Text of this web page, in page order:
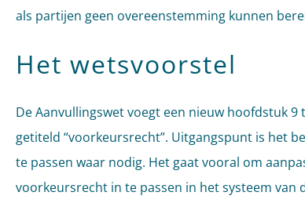
als partijen geen overeenstemming kunnen
Het wetsvoorstel
De Aanvullingswet voegt een nieuw hoofdstuk 9
getiteld “voorkeursrecht”. Uitgangspunt is het
te passen waar nodig. Het gaat vooral om
voorkeursrecht in te passen in het systeem van